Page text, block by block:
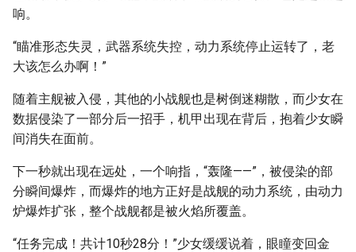
响。
“瞄准形态失灵，武器系统失控，动力系统停止运转了，老
大该怎么办啊！”
随着主舰被入侵，其他的小战舰也是树倒迷糊散，而少女在
数据侵染了一部分后一招手，机甲出现在背后，抱着少女瞬
间消失在面前。
下一秒就出现在远处，一个响指，“轰隆——”，被侵染的部
分瞬间爆炸，而爆炸的地方正好是战舰的动力系统，由动力
炉爆炸扩张，整个战舰都是被火焰所覆盖。
“任务完成！共计10秒28分！”少女缓缓说着，眼瞳变回金